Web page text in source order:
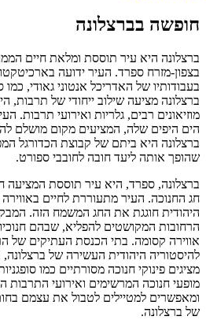
חופשה בברצלונה
ברצלונה היא עיר תוססת ומלאת חיים
בצפון-מזרח ספרד. העיר ידועה
בעבודותיו של האדריכל אנטוני גאודי,
ברצלונה מציעה שילוב ייחודי של תרבות,
מוזיאונים רבים, גלריות ואירועי תרבות.
הים היפים שלה, המציעים מקום מושלם
שהופך אותה ליעד חובה לחובבי ספורט.
ברצלונה, ספרד, היא עיר תוססת המציעה
חג החנוכה. העיר מתעוררת לחיים
היהודית חוגגת את החג המשמח הזה.
הרחובות המקושטים להפליא, שבהם
אווירה קסומה. בתי הכנסת העתיקים של
להיסטוריה היהודית העשירה של
מציגים פינוקי חנוכה מסורתיים כמו
מופעי חנוכה המרשימים ואירועי התרבות
ומאפשרים למטיילים לטבול את עצמם
של ברצלונה.